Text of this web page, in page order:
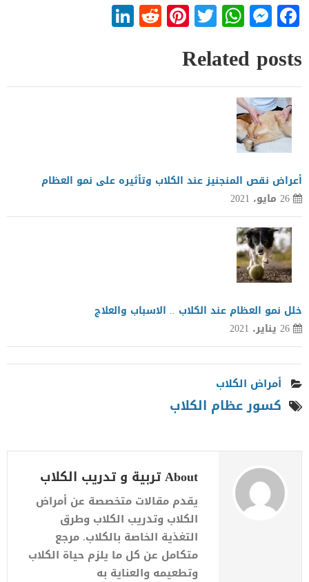
Facebook
Messenger
WhatsApp
Twitter
Pinterest
Reddit
Related posts
أعراض نقص المنجنيز عند الكلاب وتأثيره على نمو العظام
26 مايو، 2021
خلل نمو العظام عند الكلاب .. الاسباب والعلاج
26 يناير، 2021
أمراض الكلاب
كسور عظام الكلاب
About تربية و تدريب الكلاب
يقدم مقالات متخصصة عن أمراض
الكلاب وتدريب الكلاب وطرق
التغذية الخاصة بالكلاب. مرجع
متكامل عن كل ما يلزم حياة الكلاب
وتطعيمه والعناية به